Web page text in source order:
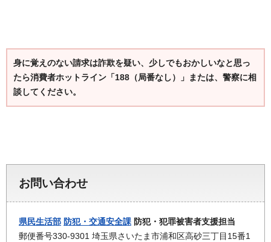
身に覚えのない請求は詐欺を疑い、少しでもおかしいなと思っ
たら消費者ホットライン「188（局番なし）」または、警察に相
談してください。
お問い合わせ
県民生活部 防犯・交通安全課 防犯・犯罪被害者支援担当
郵便番号330-9301 埼玉県さいたま市浦和区高砂三丁目15番1